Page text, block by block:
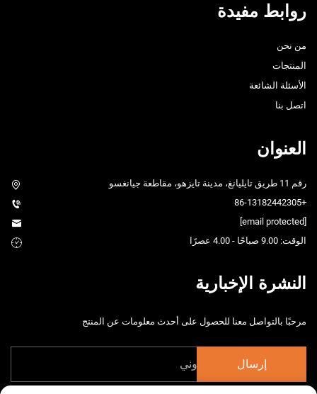
روابط مفيدة
من نحن
المنتجات
الأسئلة الشائعة
اتصل بنا
العنوان
رقم 11 طريق تايليانغ، مدينة تايزهو، مقاطعة جيانغسو
+86-13182442305
[email protected]
الوقت: 9.00 صباحًا - 4.00 عصرًا
النشرة الإخبارية
مرحبًا بالتواصل معنا للحصول على أحدث معلومات عن المنتج
إرسال